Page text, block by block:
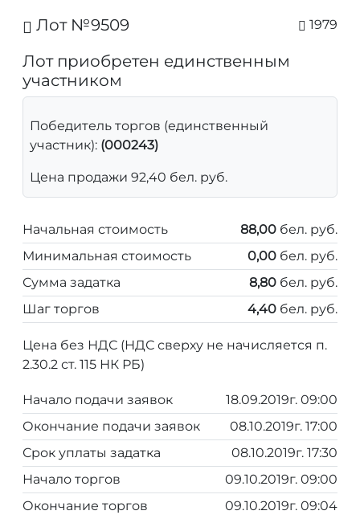
Лот №9509 1979
Лот приобретен единственным
участником
Победитель торгов (единственный
участник): (000243)
Цена продажи 92,40 бел. руб.
Начальная стоимость 88,00 бел. руб.
Минимальная стоимость
0,00 бел. руб.
Сумма задатка
8,80 бел. руб.
Шаг торгов
4,40 бел. руб.
Цена без НДС (НДС сверху не начисляется п.
2.30.2 ст. 115 НК РБ)
Начало подачи заявок
18.09.2019г. 09:00
Окончание подачи заявок
08.10.2019г. 17:00
Срок уплаты задатка
08.10.2019г. 17:30
Начало торгов
09.10.2019г. 09:00
Окончание торгов
09.10.2019г. 09:04